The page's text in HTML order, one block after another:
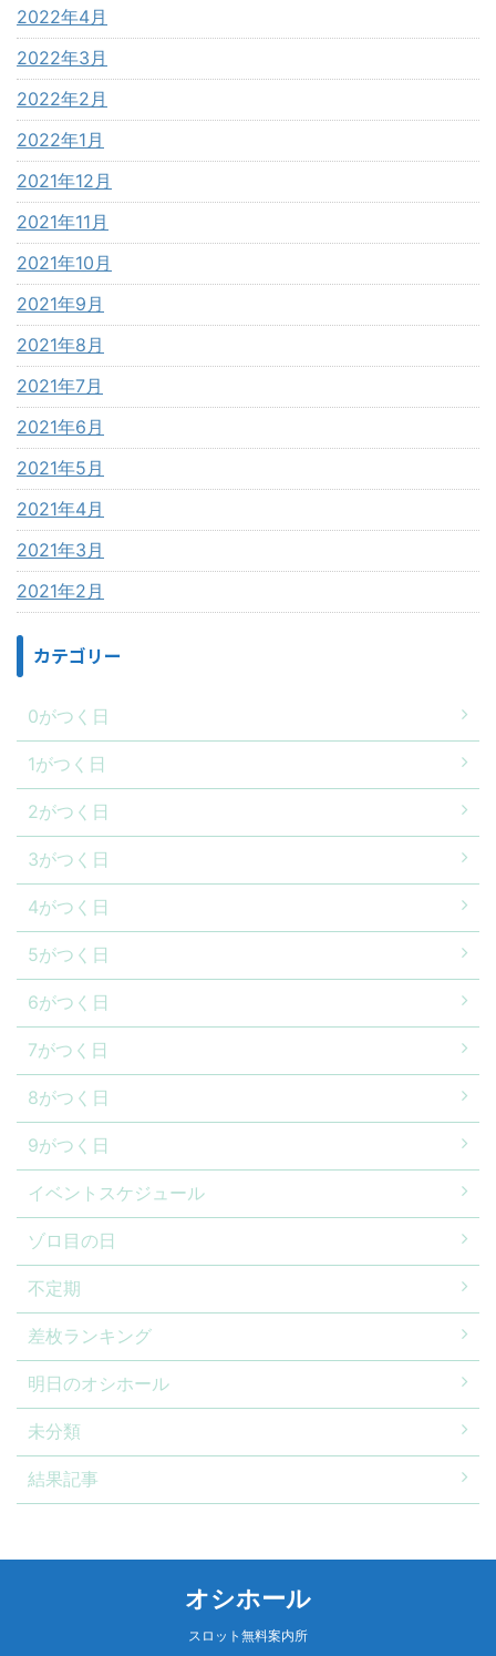
2022年4月
2022年3月
2022年2月
2022年1月
2021年12月
2021年11月
2021年10月
2021年9月
2021年8月
2021年7月
2021年6月
2021年5月
2021年4月
2021年3月
2021年2月
カテゴリー
0がつく日
1がつく日
2がつく日
3がつく日
4がつく日
5がつく日
6がつく日
7がつく日
8がつく日
9がつく日
イベントスケジュール
ゾロ目の日
不定期
差枚ランキング
明日のオシホール
未分類
結果記事
オシホール
スロット無料案内所